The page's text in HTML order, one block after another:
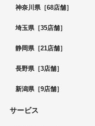
神奈川県［68店舗］
埼玉県［35店舗］
静岡県［21店舗］
長野県［3店舗］
新潟県［9店舗］
サービス